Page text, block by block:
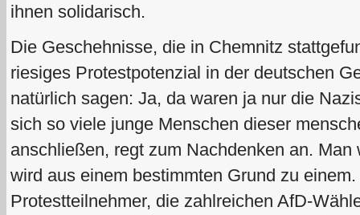
ihnen solidarisch.
Die Geschehnisse, die in Chemnitz
riesiges Protestpotenzial in der deutschen
natürlich sagen: Ja, da waren ja nur die
sich so viele junge Menschen dieser
anschließen, regt zum Nachdenken an.
wird aus einem bestimmten Grund zu
Protestteilnehmer, die zahlreichen AfD-